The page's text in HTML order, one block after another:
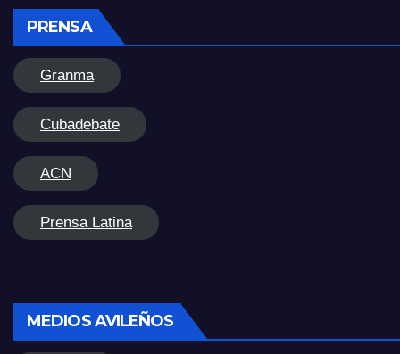
PRENSA
Granma
Cubadebate
ACN
Prensa Latina
MEDIOS AVILEÑOS